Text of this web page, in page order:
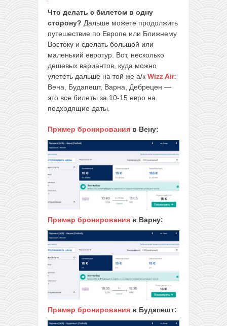
Что делать с билетом в одну
сторону? Дальше можете продолжить
путешествие по Европе или Ближнему
Востоку и сделать большой или
маленький евротур. Вот, несколько
дешевых вариантов, куда можно
улететь дальше на той же а/к Wizz Air:
Вена, Будапешт, Варна, Дебрецен —
это все билеты за 10-15 евро на
подходящие даты.
Пример бронирования в Вену:
Пример бронирования в Варну:
Пример бронирования в Будапешт: